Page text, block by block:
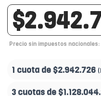
Precio sin impuestos nacionales:
1 cuota de $2.942.726
3 cuotas de